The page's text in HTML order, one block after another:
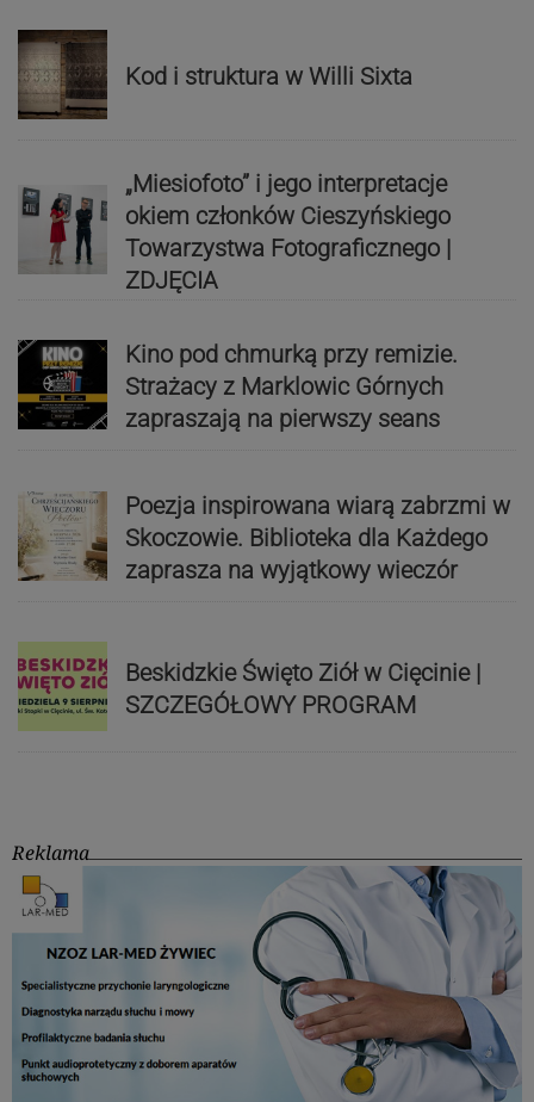
Kod i struktura w Willi Sixta
„Miesiofoto” i jego interpretacje
okiem członków Cieszyńskiego
Towarzystwa Fotograficznego |
ZDJĘCIA
Kino pod chmurką przy remizie.
Strażacy z Marklowic Górnych
zapraszają na pierwszy seans
Poezja inspirowana wiarą zabrzmi w
Skoczowie. Biblioteka dla Każdego
zaprasza na wyjątkowy wieczór
Beskidzkie Święto Ziół w Cięcinie |
SZCZEGÓŁOWY PROGRAM
Reklama